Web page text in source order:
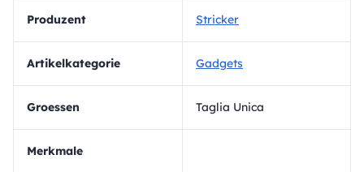
Produzent Stricker
Artikelkategorie Gadgets
Groessen Taglia Unica
Merkmale